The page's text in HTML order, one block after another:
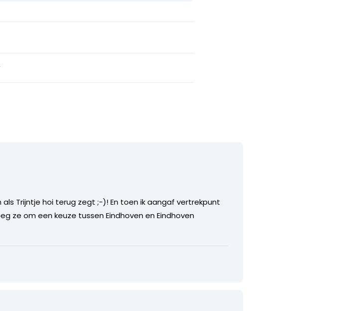
Trijntje hoi terug zegt ;-)! En toen ik aangaf vertrekpunt
ze om een keuze tussen Eindhoven en Eindhoven